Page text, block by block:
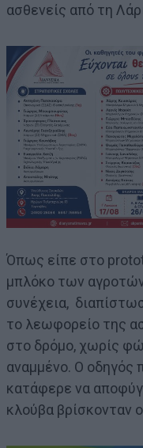
ασθενείς από τη
Όπως είπε στο
μπλόκο των
συνέχεια,
το λεωφορείο της
στο δρόμο, χωρίς
αναμμένο. Ο οδηγός
κατάφερε να
κλούβα βρίσκονταν